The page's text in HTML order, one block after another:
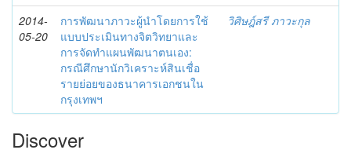
2014-
05-20
การพัฒนาภาวะผู้นำโดยการใช้
แบบประเมินทางจิตวิทยาและ
การจัดทำแผนพัฒนาตนเอง:
กรณีศึกษานักวิเคราะห์สินเชื่อ
รายย่อยของธนาคารเอกชนใน
กรุงเทพฯ
วิศิษฎ์สรี ภาวะกุล
Discover